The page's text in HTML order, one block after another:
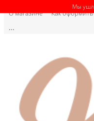
О магазине Как оформить
...
Мы